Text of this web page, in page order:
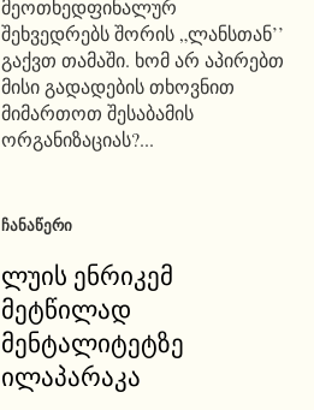
მეოთხედფინალურ
შეხვედრებს შორის „ლანსთან’’
გაქვთ თამაში. ხომ არ აპირებთ
მისი გადადების თხოვნით
მიმართოთ შესაბამის
ორგანიზაციას?...
ᲩᲐᲜᲐᲬᲔᲠᲘ
ლუის ენრიკემ
მეტწილად
მენტალიტეტზე
ილაპარაკა